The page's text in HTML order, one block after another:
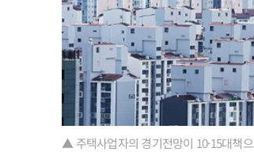
▲ 주택사업자의 경기전망이 10·15대책